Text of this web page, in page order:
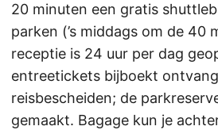
20 minuten een gratis
parken (’s middags om de 40
receptie is 24 uur per dag
entreetickets bijboekt
reisbescheiden; de
gemaakt. Bagage kun je